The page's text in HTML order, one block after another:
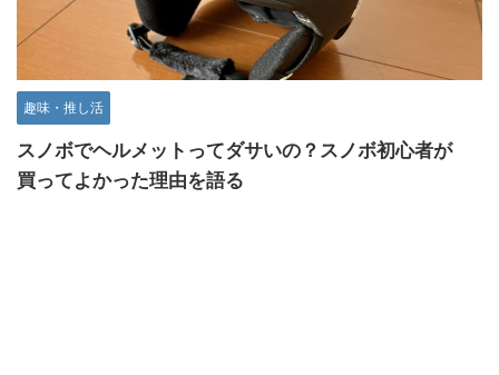
趣味・推し活
スノボでヘルメットってダサいの？スノボ初心者が
買ってよかった理由を語る